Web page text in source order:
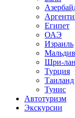
Египет
ОАЭ
Израиль
Шри-
Турция
Таиланд
Тунис
Автотуризм
Экскурсии